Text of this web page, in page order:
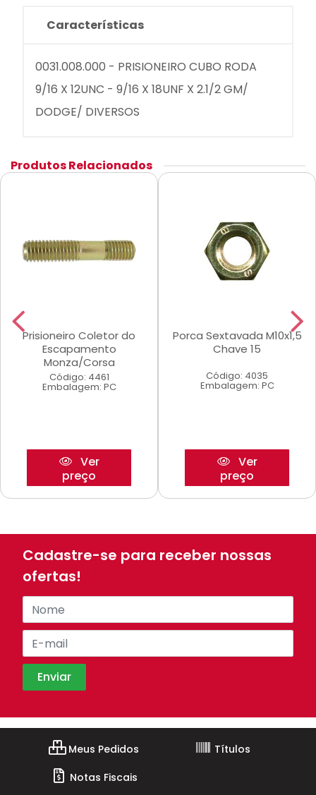
Características
0031.008.000 - PRISIONEIRO CUBO RODA
9/16 X 12UNC - 9/16 X 18UNF X 2.1/2 GM/
DODGE/ DIVERSOS
Produtos Relacionados
Prisioneiro Coletor do
Escapamento
Monza/Corsa
Código: 4461
Embalagem: PC
Ver
preço
Porca Sextavada M10x1,5
Chave 15
Código: 4035
Embalagem: PC
Ver
preço
Cadastre-se para receber nossas
ofertas!
Meus Pedidos
Títulos
Notas Fiscais